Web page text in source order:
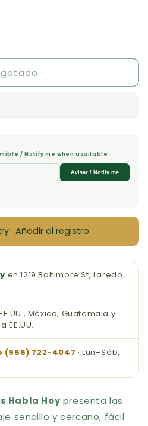
/ Notify me when available
Avisar / Notify me
· Añadir al registro
en 1219 Baltimore St, Laredo
México, Guatemala y
EE.UU.
(956) 722-4047 · Lun–Sáb,
Habla Hoypresenta las
sencillo y cercano, fácil